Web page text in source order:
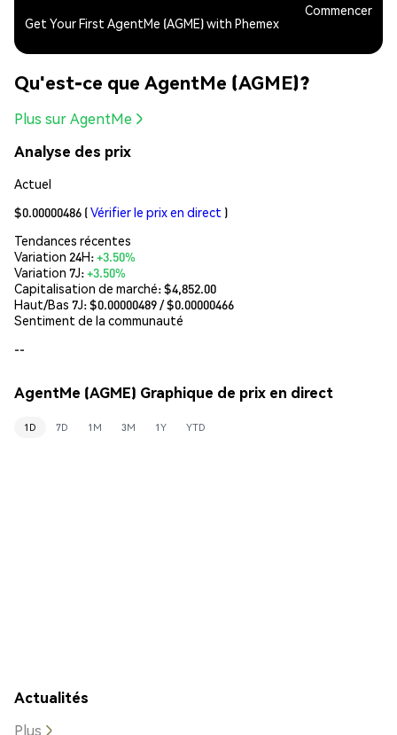
Get Your First AgentMe (AGME) with Phemex
Commencer
Qu'est-ce que AgentMe (AGME)?
Plus sur AgentMe
Analyse des prix
Actuel
$0.00000486 (Vérifier le prix en direct )
Tendances récentes
Variation 24H:+3.50%
Variation 7J:+3.50%
Capitalisation de marché:$4,852.00
Haut/Bas 7J: $0.00000489/ $0.00000466
Sentiment de la communauté
--
AgentMe (AGME) Graphique de prix en direct
1D 7D 1M 3M 1Y YTD
Actualités
Plus